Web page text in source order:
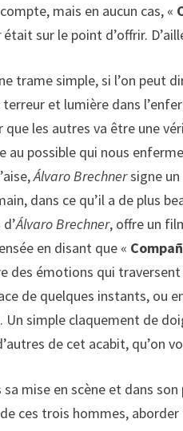
mais en aucun cas, «
était sur le point d’offrir.
trame simple, si l’on peut
et lumière dans
les autres va être une
au possible qui nous
Álvaro Brechnersigne un
dans ce qu’il a de plus
Álvaro Brechner, offre un
en disant que «
des émotions qui traversent
de quelques instants, ou
Un simple claquement de
de cet acabit, qu’on
sa mise en scène et dans
ces trois hommes,